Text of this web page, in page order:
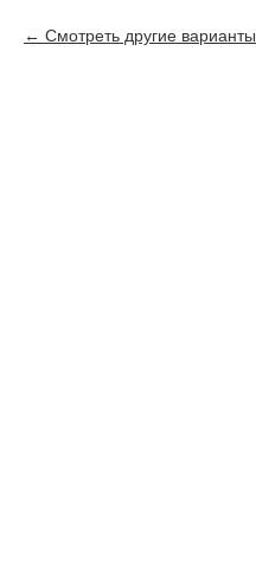
Смотреть другие варианты